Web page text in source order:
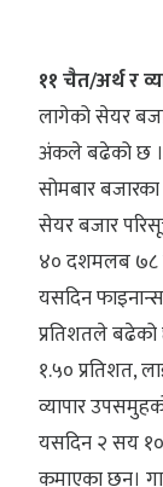
११ चैत/अर्थ र
लागेको सेयर
अंकले बढेको छ ।
सोमबार
सेयर बजार
४० दशमलब ७८
यसदिन
प्रतिशतले
१.५० प्रतिशत,
व्यापार
यसदिन २ सय
कमाएका छन्।